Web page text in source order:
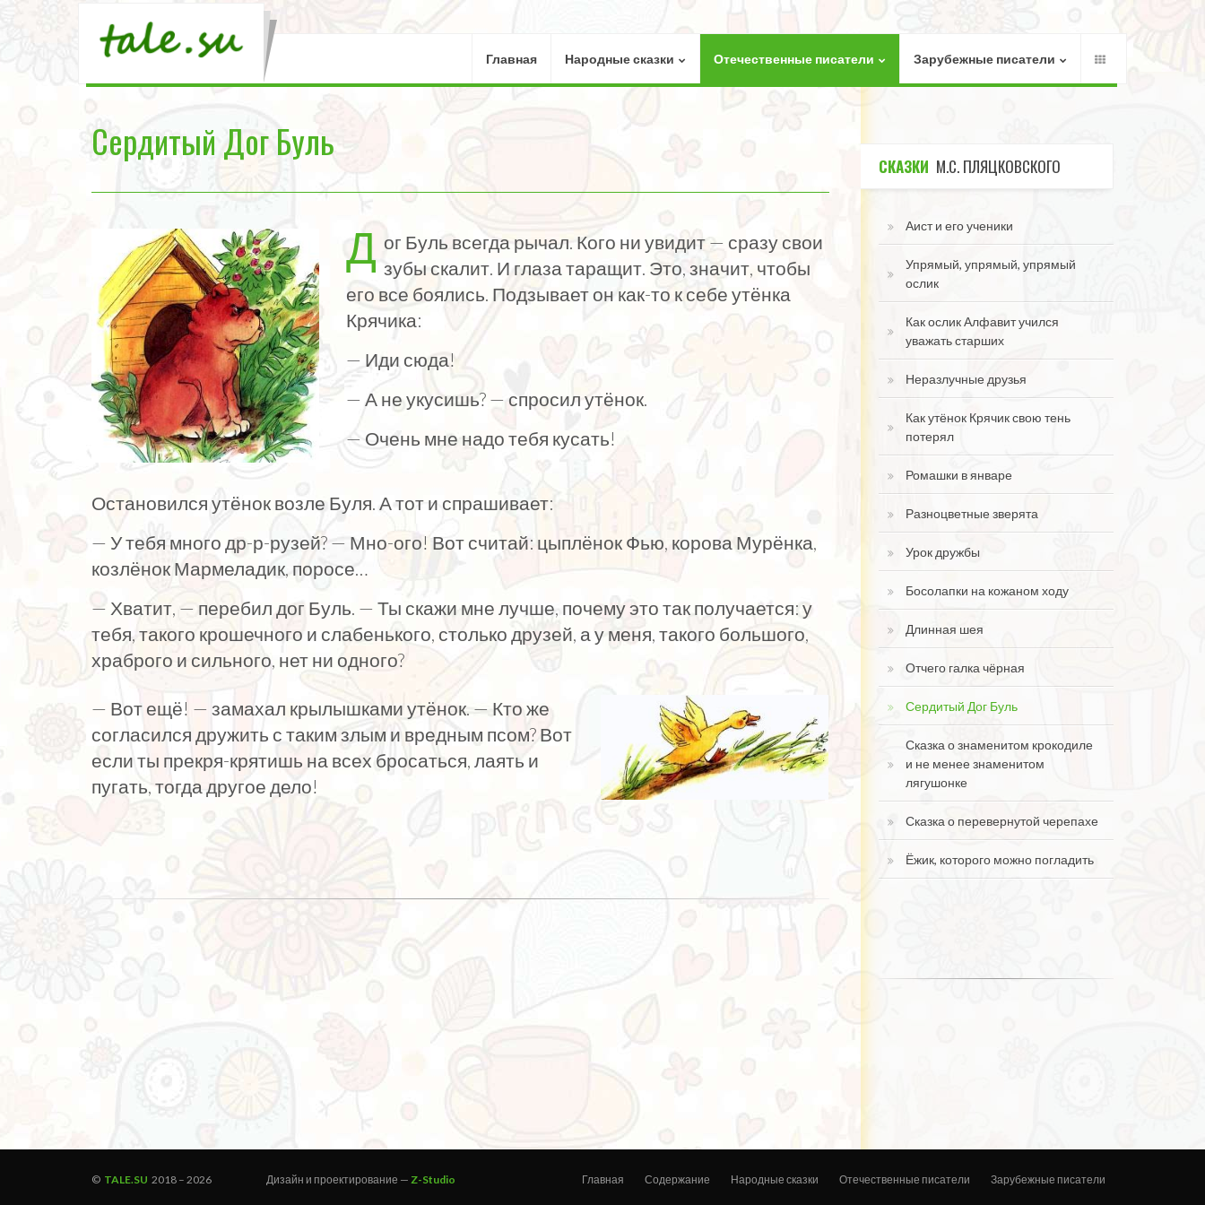
Главная Народные сказки Отечественные писатели Зарубежные писатели
Сердитый Дог Буль
Д ог Буль всегда рычал. Кого ни увидит — сразу свои
зубы скалит. И глаза таращит. Это, значит, чтобы
его все боялись. Подзывает он как-то к себе утёнка
Крячика:
— Иди сюда!
— А не укусишь? — спросил утёнок.
— Очень мне надо тебя кусать!
Остановился утёнок возле Буля. А тот и спрашивает:
— У тебя много др-р-рузей? — Мно-ого! Вот считай: цыплёнок Фью, корова Мурёнка,
козлёнок Мармеладик, поросе…
— Хватит, — перебил дог Буль. — Ты скажи мне лучше, почему это так получается: у
тебя, такого кро­шечного и слабенького, столько друзей, а у меня, та­кого большого,
храброго и сильного, нет ни одного?
— Вот ещё! — замахал крылышками утёнок. — Кто же
согласился дружить с таким злым и вредным псом? Вот
если ты прекря-крятишь на всех бросаться, лаять и
пугать, тогда другое дело!
СКАЗКИ М.С. ПЛЯЦКОВСКОГО
Аист и его ученики
Упрямый, упрямый, упрямый
ослик
Как ослик Алфавит учился
уважать старших
Неразлучные друзья
Как утёнок Крячик свою тень
потерял
Ромашки в январе
Разноцветные зверята
Урок дружбы
Босолапки на кожаном ходу
Длинная шея
Отчего галка чёрная
Сердитый Дог Буль
Сказка о знаменитом крокодиле
и не менее знаменитом
лягушонке
Сказка о перевернутой черепахе
Ёжик, которого можно погладить
© TALE.SU 2018 – 2026 Дизайн и проектирование — Z-Studio Главная Содержание Народные сказки Отечественные писатели Зарубежные писатели